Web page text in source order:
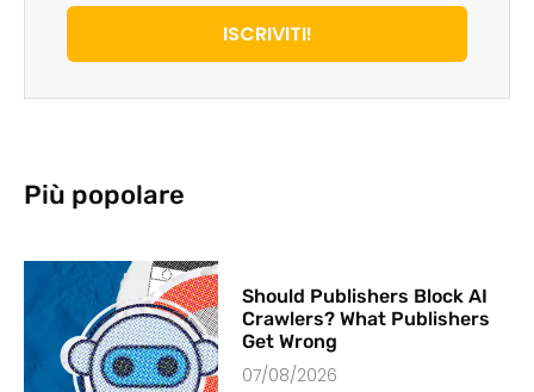
ISCRIVITI!
Più popolare
Should Publishers Block AI
Crawlers? What Publishers
Get Wrong
07/08/2026